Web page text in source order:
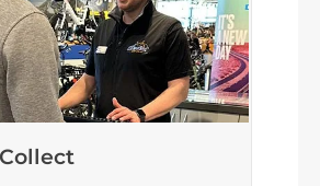
Steuersatz
semi-integrated
Selle Royal Essenza Plus